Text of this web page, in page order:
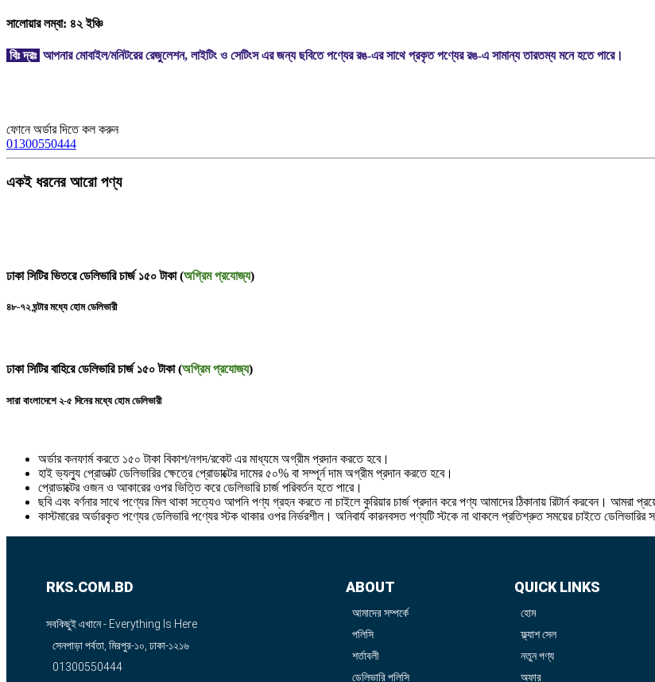
সালোয়ার লম্বা: ৪২ ইঞ্চি
বিঃ দ্রঃ আপনার মোবাইল/মনিটরের রেজুলেশন, লাইটিং ও সেটিংস এর জন্য ছবিতে পণ্যের রঙ-এর সাথে প্রকৃত পণ্যের রঙ-এ সামান্য তারতম্য মনে হতে পারে।
ফোনে অর্ডার দিতে কল করুন
01300550444
একই ধরনের আরো পণ্য
ঢাকা সিটির ভিতরে ডেলিভারি চার্জ ১৫০ টাকা (অগ্রিম প্রযোজ্য)
৪৮-৭২ ঘন্টার মধ্যে হোম ডেলিভারী
ঢাকা সিটির বাহিরে ডেলিভারি চার্জ ১৫০ টাকা (অগ্রিম প্রযোজ্য)
সারা বাংলাদেশে ২-৫ দিনের মধ্যে হোম ডেলিভারী
অর্ডার কনফার্ম করতে ১৫০ টাকা বিকাশ/নগদ/রকেট এর মাধ্যমে অগ্রীম প্রদান করতে হবে।
হাই ভ্যল্যু প্রোডাক্ট ডেলিভারির ক্ষেত্রে প্রোডাক্টের দামের ৫০% বা সম্পূর্ন দাম অগ্রীম প্রদান করতে হবে।
প্রোডাক্টের ওজন ও আকারের ওপর ভিত্তি করে ডেলিভারি চার্জ পরিবর্তন হতে পারে।
ছবি এবং বর্ণনার সাথে পণ্যের মিল থাকা সত্যেও আপনি পণ্য গ্রহন করতে না চাইলে কুরিয়ার চার্জ প্রদান করে পণ্য আমাদের ঠিকানায় রিটার্ন করবেন। আমরা
কাস্টমারের অর্ডারকৃত পণ্যের ডেলিভারি পণ্যের স্টক থাকার ওপর নির্ভরশীল। অনিবার্য কারনবসত পণ্যটি স্টকে না থাকলে প্রতিশ্রুত সময়ের চাইতে ডেলিভারির
RKS.COM.BD
সবকিছুই এখানে - Everything Is Here
সেনপাড়া পর্বতা, মিরপুর-১০, ঢাকা-১২১৬
01300550444
ABOUT
আমাদের সম্পর্কে
পলিসি
শর্তাবলী
ডেলিভারি পলিসি
QUICK LINKS
হোম
ফ্ল্যাশ সেল
নতুন পণ্য
অফার